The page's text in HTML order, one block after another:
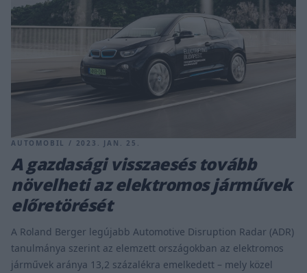
AUTOMOBIL / 2023. JAN. 25.
A gazdasági visszaesés tovább
növelheti az elektromos járművek
előretörését
A Roland Berger legújabb Automotive Disruption Radar (ADR)
tanulmánya szerint az elemzett országokban az elektromos
járművek aránya 13,2 százalékra emelkedett – mely közel